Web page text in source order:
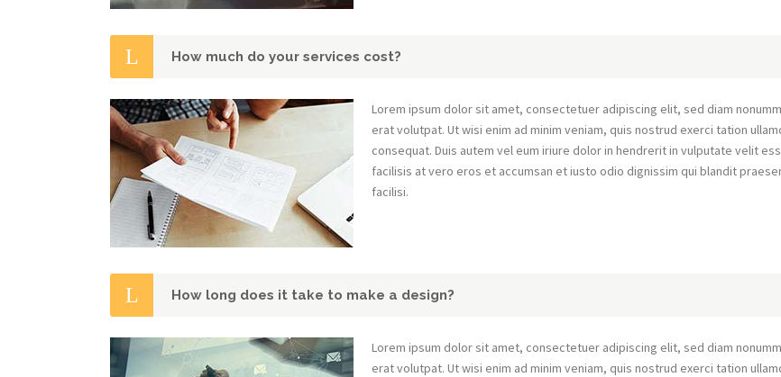
How much do your services cost?
Lorem ipsum dolor sit amet, consectetuer adipiscing elit, sed diam
erat volutpat. Ut wisi enim ad minim veniam, quis nostrud exerci tation
consequat. Duis autem vel eum iriure dolor in hendrerit in vulputate velit
facilisis at vero eros et accumsan et iusto odio dignissim qui blandit
facilisi.
How long does it take to make a design?
Lorem ipsum dolor sit amet, consectetuer adipiscing elit, sed diam
erat volutpat. Ut wisi enim ad minim veniam, quis nostrud exerci tation